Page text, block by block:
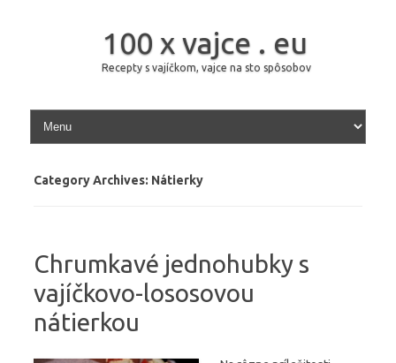
100 x vajce . eu
Recepty s vajíčkom, vajce na sto spôsobov
Skip to content
Category Archives: Nátierky
Chrumkavé jednohubky s
vajíčkovo-lososovou
nátierkou